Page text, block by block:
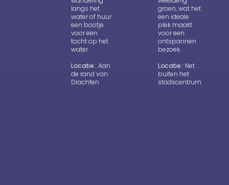
langs het
water of huur
een bootje
voor een
tocht op het
water.
Locatie : Aan
de rand van
Drachten
groen, wat het
een ideale
plek maakt
voor een
ontspannen
bezoek.
Locatie : Net
buiten het
stadscentrum